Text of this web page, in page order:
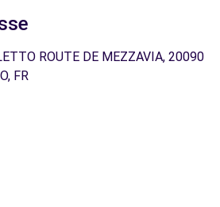
ROUTE DE MEZZAVIA, 20090
FR